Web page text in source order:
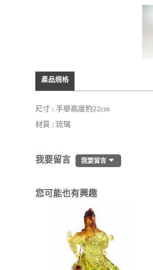
產品規格
尺寸 : 手舉高度約22cm
材質 : 琉璃
我要留言 我要留言
您可能也有興趣